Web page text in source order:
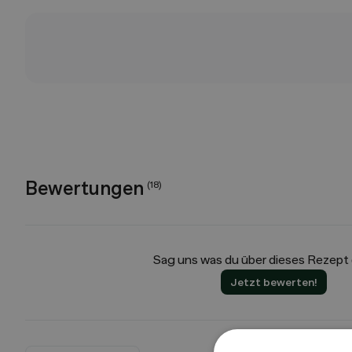
Bewertungen (18)
Sag uns was du über dieses
Jetzt bewerten!